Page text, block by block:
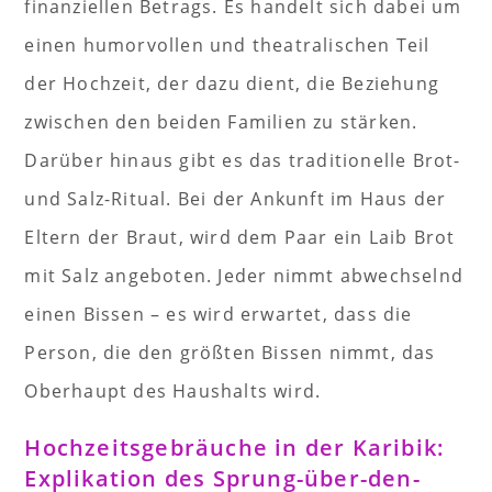
finanziellen Betrags. Es handelt sich dabei um
einen humorvollen und theatralischen Teil
der Hochzeit, der dazu dient, die Beziehung
zwischen den beiden Familien zu stärken.
Darüber hinaus gibt es das traditionelle Brot-
und Salz-Ritual. Bei der Ankunft im Haus der
Eltern der Braut, wird dem Paar ein Laib Brot
mit Salz angeboten. Jeder nimmt abwechselnd
einen Bissen – es wird erwartet, dass die
Person, die den größten Bissen nimmt, das
Oberhaupt des Haushalts wird.
Hochzeitsgebräuche in der Karibik:
Explikation des Sprung-über-den-